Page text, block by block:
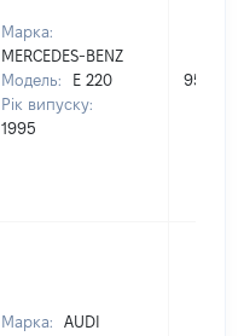
Марка:
MERCEDES-BENZ
Модель:
E 220
Рік випуску:
1995
95000
Марка:
AUDI